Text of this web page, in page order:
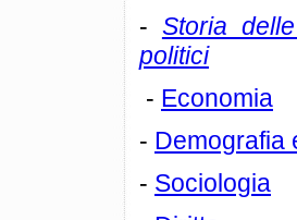
- Storia
politici
- Economia
- Demografia
- Sociologia